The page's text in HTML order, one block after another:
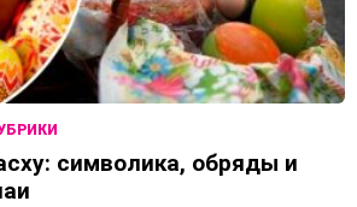
символика, обряды и